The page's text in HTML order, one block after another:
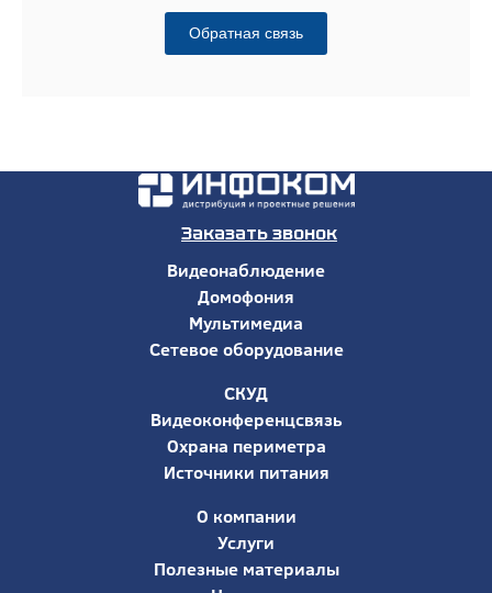
Обратная связь
Заказать звонок
Видеонаблюдение
Домофония
Мультимедиа
Сетевое оборудование
СКУД
Видеоконференцсвязь
Охрана периметра
Источники питания
О компании
Услуги
Полезные материалы